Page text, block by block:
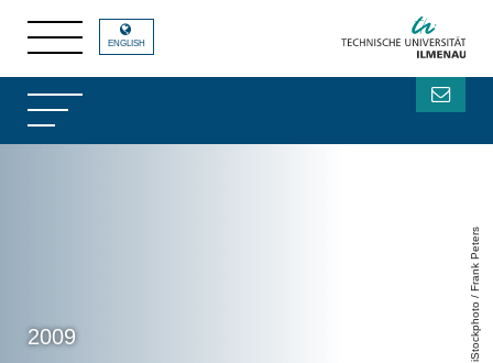
2009 iStockphoto / Frank Peters
ENGLISH